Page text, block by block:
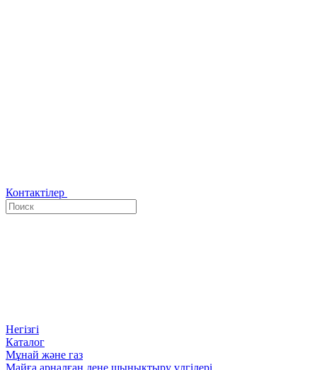
Контактілер
Негізгі
Каталог
Мұнай және газ
Майға арналған дене шынықтыру үлгілері